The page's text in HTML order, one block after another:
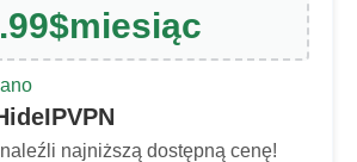
$miesiąc
najniższą dostępną cenę!